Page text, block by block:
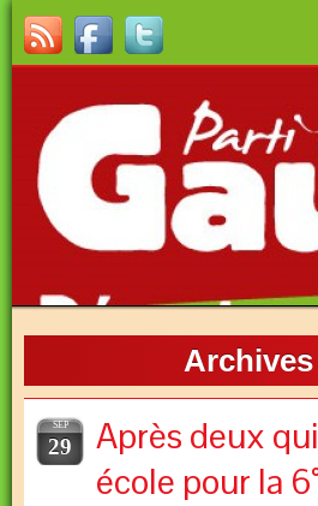
SEP
29
Après deux
école pour la